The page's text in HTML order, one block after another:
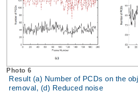
Photo 6
Result (a) Number of PCDs on the
removal, (d) Reduced noise